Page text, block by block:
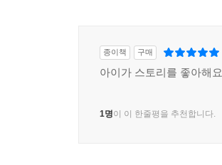
종이책 구매
아이가 스토리를 좋아해요
1명이 이 한줄평을 추천합니다.